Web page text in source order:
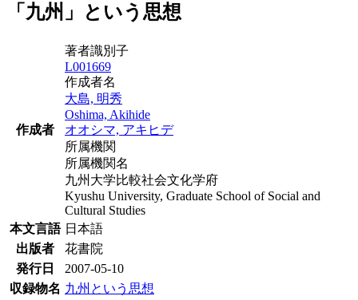
「九州」という思想
作成者
著者識別子
L001669
作成者名
大島, 明秀
Oshima, Akihide
オオシマ, アキヒデ
所属機関
所属機関名
九州大学比較社会文化学府
Kyushu University, Graduate School of Social and
Cultural Studies
本文言語 日本語
出版者
花書院
発行日
2007-05-10
収録物名 九州という思想